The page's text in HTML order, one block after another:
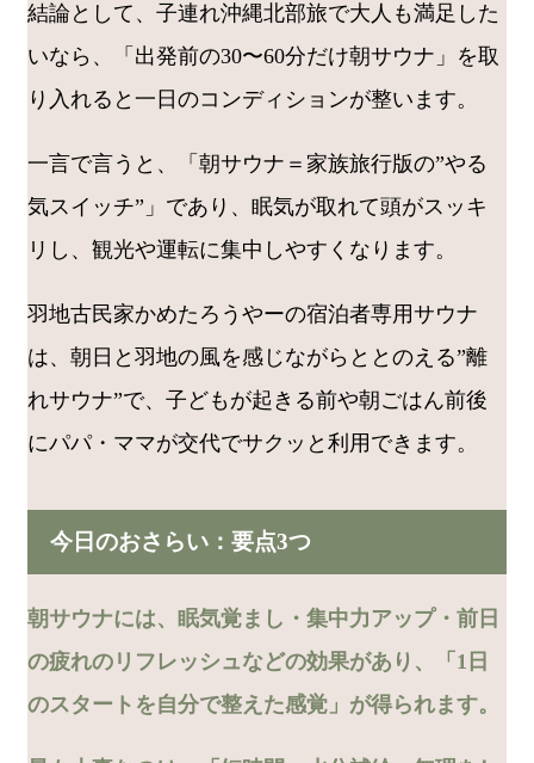
結論として、子連れ沖縄北部旅で大人も満足した
いなら、「出発前の30〜60分だけ朝サウナ」を取
り入れると一日のコンディションが整います。
一言で言うと、「朝サウナ＝家族旅行版の”やる
気スイッチ”」であり、眠気が取れて頭がスッキ
リし、観光や運転に集中しやすくなります。
羽地古民家かめたろうやーの宿泊者専用サウナ
は、朝日と羽地の風を感じながらととのえる”離
れサウナ”で、子どもが起きる前や朝ごはん前後
にパパ・ママが交代でサクッと利用できます。
今日のおさらい：要点3つ
朝サウナには、眠気覚まし・集中力アップ・前日
の疲れのリフレッシュなどの効果があり、「1日
のスタートを自分で整えた感覚」が得られます。